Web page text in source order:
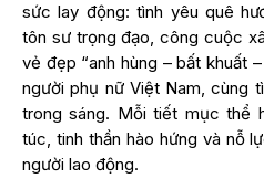
sức lay động: tình yêu quê
tôn sư trọng đạo, công cuộc
vẻ đẹp “anh hùng – bất khuất
người phụ nữ Việt Nam, cùng
trong sáng. Mỗi tiết mục thể
túc, tinh thần hào hứng và nỗ
người lao động.